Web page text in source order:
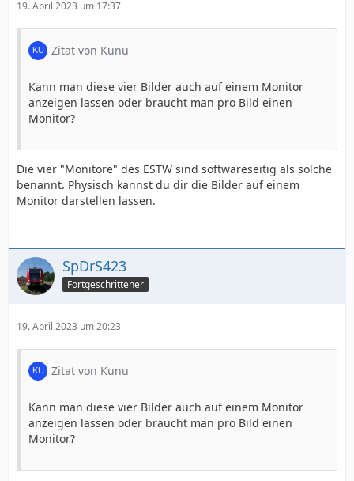
19. April 2023 um 17:37
Zitat von Kunu
Kann man diese vier Bilder auch auf einem Monitor
anzeigen lassen oder braucht man pro Bild einen
Monitor?
Die vier "Monitore" des ESTW sind softwareseitig als solche
benannt. Physisch kannst du dir die Bilder auf einem
Monitor darstellen lassen.
SpDrS423
Fortgeschrittener
19. April 2023 um 20:23
Zitat von Kunu
Kann man diese vier Bilder auch auf einem Monitor
anzeigen lassen oder braucht man pro Bild einen
Monitor?